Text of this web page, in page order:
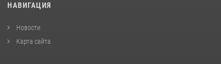
НАВИГАЦИЯ
Новости
Карта сайта